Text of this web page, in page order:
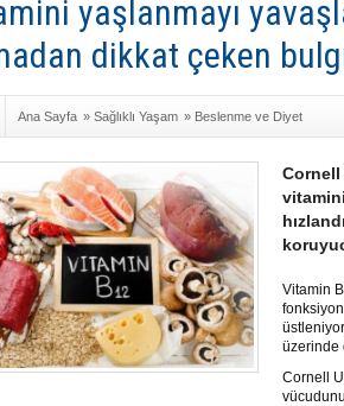
yaşlanmayı
dikkat çeken
Ana Sayfa » Sağlıklı Yaşam » Beslenme ve Diyet
Cornell
Vitamin
üzerinde
Cornell